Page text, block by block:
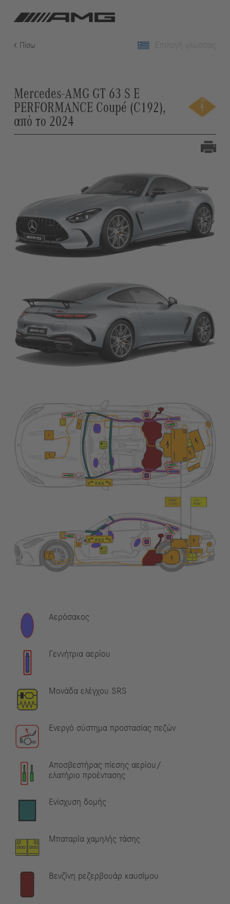
Πίσω
Mercedes-AMG GT 63 S E
PERFORMANCE Coupé (C192),
από το 2024
Αερόσακος
Γεννήτρια αερίου
Μονάδα ελέγχου SRS
Ενεργό σύστημα προστασίας πεζών
Αποσβεστήρας πίεσης αερίου/
ελατήριο προέντασης
Ενίσχυση δομής
Μπαταρία χαμηλής τάσης
Βενζίνη pεζερβουάρ καυσίμου